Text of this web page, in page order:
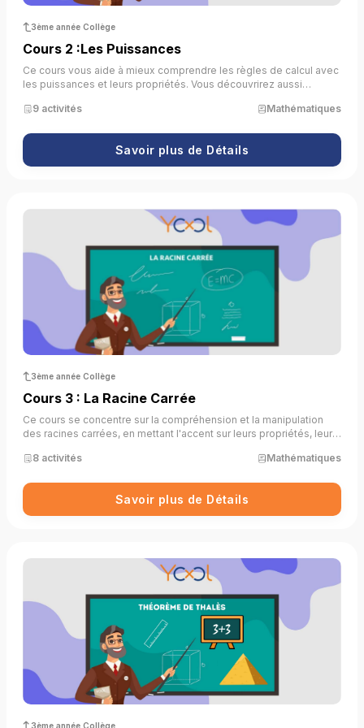
3ème année Collège
Cours 2 :Les Puissances
Ce cours vous aide à mieux comprendre les règles de calcul avec
les puissances et leurs propriétés. Vous découvrirez aussi
Grâce à des activités interactives, vous pourrez apprendre et
9 activités Mathématiques
Savoir plus de Détails
3ème année Collège
Cours 3 : La Racine Carrée
Ce cours se concentre sur la compréhension et la manipulation
des racines carrées, en mettant l'accent sur leurs propriétés, leur
élèves de maîtriser les bases nécessaires pour résoudre des
8 activités Mathématiques
Savoir plus de Détails
3ème année Collège